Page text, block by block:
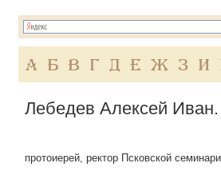
А Б В Г Д Е Ж З И
Лебедев Алексей Иван.
протоиерей, ректор Псковской